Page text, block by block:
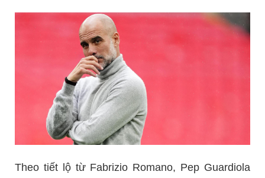
Theo tiết lộ từ Fabrizio Romano, Pep Guardiola